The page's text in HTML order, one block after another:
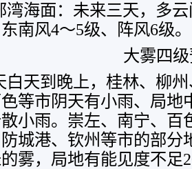
湾海面：未来三天，多
南风4～5级、阵风6级
大雾四
白天到晚上，桂林、柳
等市阴天有小雨、局地
小雨。崇左、南宁、百
城港、钦州等市的部分
的雾，局地有能见度不足